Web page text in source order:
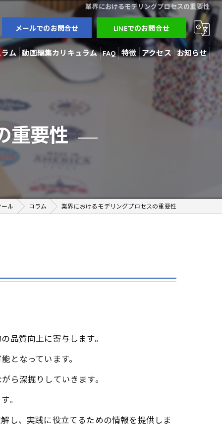
業界におけるモデリングプロセスの重要性
メールでのお問合せ LINEでのお問合せ
ム 動画編集カリキュラム FAQ 特徴
3Dモデラー
アクセス お知らせ
ブログ
コラム
重要性
ル コラム 業界におけるモデリングプロセスの重要性
品質向上に寄与します。
となっています。
ら深掘りしていきます。
。
し、実践に役立てるための情報を提供しま